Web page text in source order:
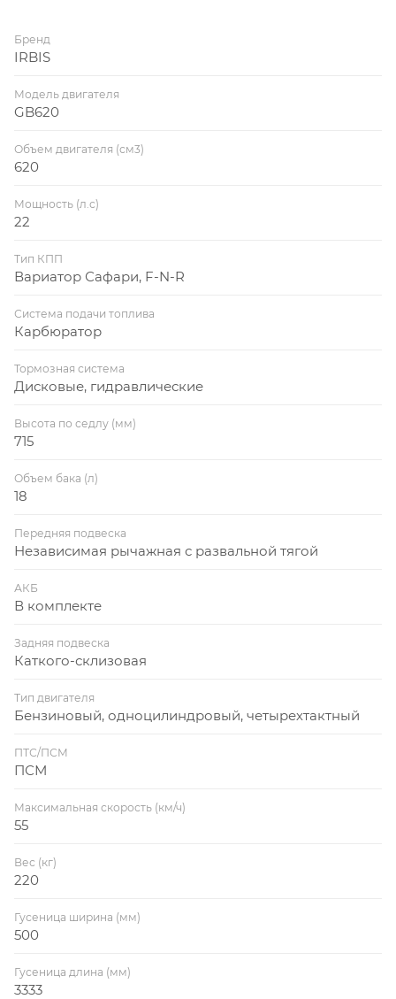
Бренд
IRBIS
Модель двигателя
GB620
Объем двигателя (см3)
620
Мощность (л.с)
22
Тип КПП
Вариатор Сафари, F-N-R
Система подачи топлива
Карбюратор
Тормозная система
Дисковые, гидравлические
Высота по седлу (мм)
715
Объем бака (л)
18
Передняя подвеска
Независимая рычажная с развальной тягой
АКБ
В комплекте
Задняя подвеска
Каткого-склизовая
Тип двигателя
Бензиновый, одноцилиндровый, четырехтактный
ПТС/ПСМ
ПСМ
Максимальная скорость (км/ч)
55
Вес (кг)
220
Гусеница ширина (мм)
500
Гусеница длина (мм)
3333